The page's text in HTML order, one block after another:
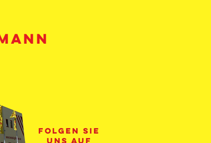
folgen sie
uns auf